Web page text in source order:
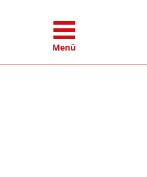
Menü